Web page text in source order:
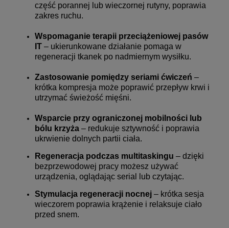
część porannej lub wieczornej rutyny, poprawia
zakres ruchu.
Wspomaganie terapii przeciążeniowej pasów
IT – ukierunkowane działanie pomaga w
regeneracji tkanek po nadmiernym wysiłku.
Zastosowanie pomiędzy seriami ćwiczeń –
krótka kompresja może poprawić przepływ krwi i
utrzymać świeżość mięśni.
Wsparcie przy ograniczonej mobilności lub
bólu krzyża – redukuje sztywność i poprawia
ukrwienie dolnych partii ciała.
Regeneracja podczas multitaskingu – dzięki
bezprzewodowej pracy możesz używać
urządzenia, oglądając serial lub czytając.
Stymulacja regeneracji nocnej – krótka sesja
wieczorem poprawia krążenie i relaksuje ciało
przed snem.